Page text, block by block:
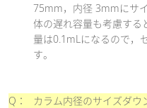
75mm，内径 3mmにサ
体の遅れ容量も考慮する
量は0.1mLになるので，
す。
Q：
カラム内径のサイズダウ